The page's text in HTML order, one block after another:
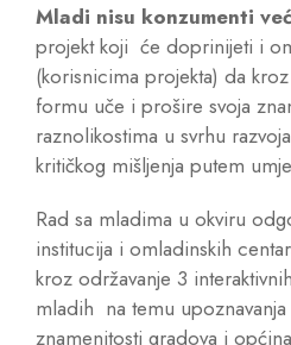
Mladi nisu konzumenti
projekt koji će doprinijeti i
(korisnicima projekta) da
formu uče i prošire svoja
raznolikostima u svrhu
kritičkog mišljenja putem
Rad sa mladima u okviru
institucija i omladinskih
kroz održavanje 3
mladih na temu
znamenitosti gradova i